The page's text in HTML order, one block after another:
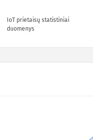
IoT prietaisų statistiniai
duomenys